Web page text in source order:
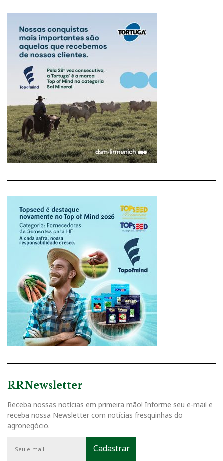
RRNewsletter
Receba nossas notícias em primeira mão! Informe seu e-mail e
receba nossa Newsletter com notícias fresquinhas do
agronegócio.